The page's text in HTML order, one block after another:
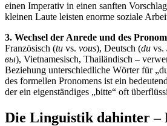
einen Imperativ in einen sanften
kleinen Laute leisten enorme soziale
3. Wechsel der Anrede und des
Französisch (tu vs. vous), Deutsch (du vs.
вы), Vietnamesisch, Thailändisch –
Beziehung unterschiedliche Wörter für
des formellen Pronomens ist ein
der ein eigenständiges „bitte“ oft
Die Linguistik dahinter –